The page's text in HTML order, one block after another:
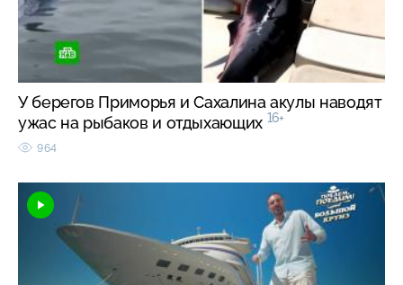
У берегов Приморья и Сахалина акулы наводят
ужас на рыбаков и отдыхающих 16+
964